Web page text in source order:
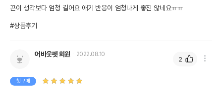
끈이 생각보다 엄청 길어요 애기 반응이 엄청나게 좋진 않네요ㅠㅠ
#상품후기
어바웃펫 회원 2022.08.10
첫구매
2